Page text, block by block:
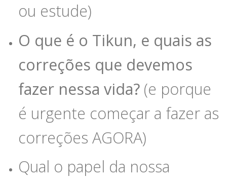
ou estude)
O que é o Tikun, e quais as
correções que devemos
fazer nessa vida?(e porque
é urgente começar a fazer as
correções AGORA)
Qual o papel da nossa